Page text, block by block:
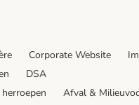
Corporate Website
DSA
Afval &